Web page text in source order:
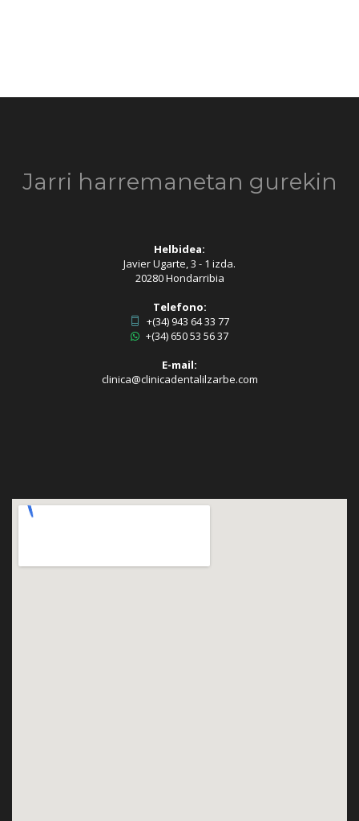
Jarri harremanetan gurekin
Helbidea:
Javier Ugarte, 3 - 1 izda.
20280 Hondarribia
Telefono:
+(34) 943 64 33 77
+(34) 650 53 56 37
E-mail:
clinica@clinicadentalilzarbe.com